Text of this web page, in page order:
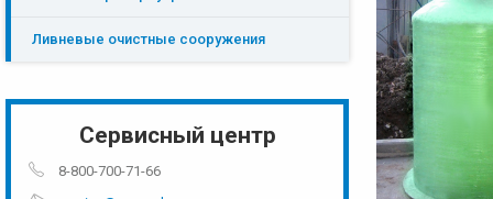
Ливневые очистные сооружения
Сервисный центр
8-800-700-71-66